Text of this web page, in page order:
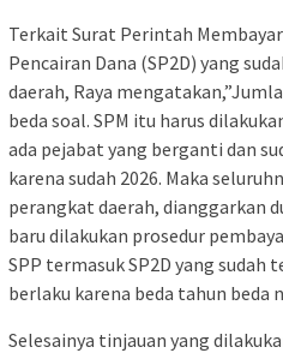
Terkait Surat Perintah
Pencairan Dana (SP2D) yang
daerah, Raya
beda soal. SPM itu harus
ada pejabat yang berganti dan
karena sudah 2026. Maka
perangkat daerah, dianggarkan
baru dilakukan prosedur
SPP termasuk SP2D yang sudah
berlaku karena beda tahun beda
Selesainya tinjauan yang